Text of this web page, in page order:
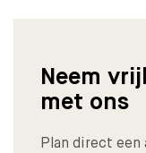
Neem
met ons
Plan direct een